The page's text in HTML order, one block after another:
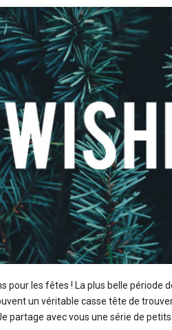
pour les fêtes ! La plus belle période
un véritable casse tête de
partage avec vous une série de petits